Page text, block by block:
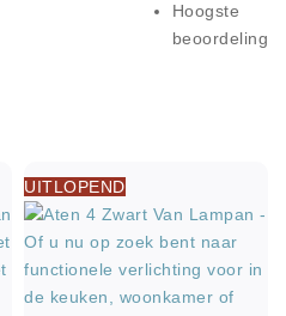
Hoogste
beoordeling
UITLOPEND